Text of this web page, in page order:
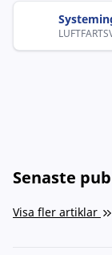
Senaste
Visa fler artiklar